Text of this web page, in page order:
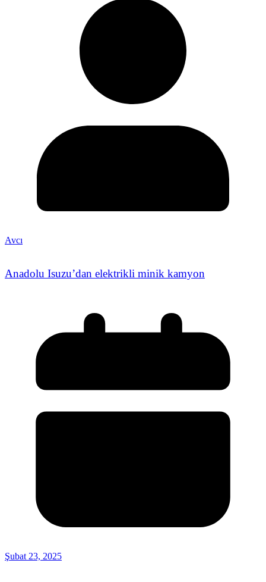
Avcı
Anadolu Isuzu’dan elektrikli minik kamyon
Şubat 23, 2025